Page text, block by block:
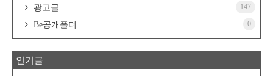
광고글 147
Be공개폴더 0
인기글